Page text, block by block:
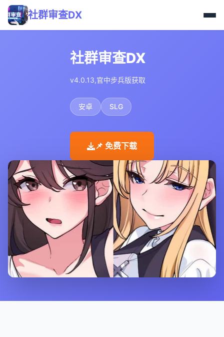
社群审查DX
社群审查DX
v4.0.13,官中步兵版获取
安卓 SLG
📌 免费下载